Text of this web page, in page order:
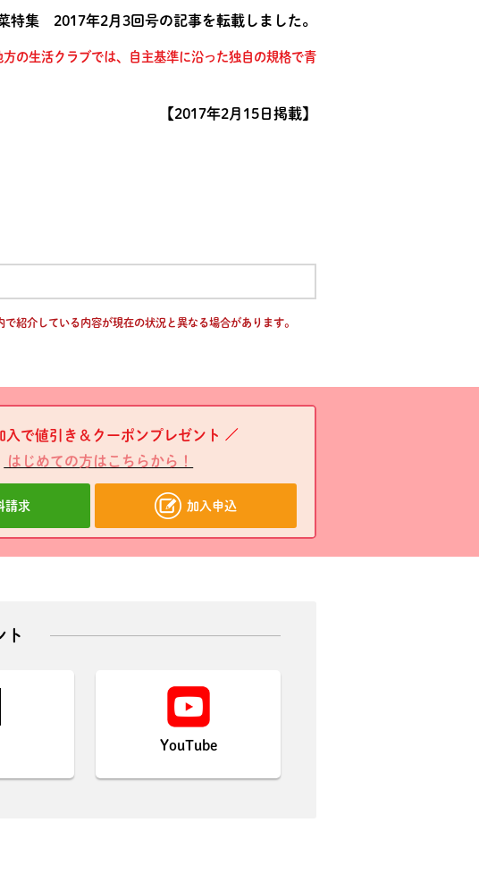
集 2017年2月3回号の記事を転載しました。
の生活クラブでは、自主基準に沿った独自の規格で青
【2017年2月15日掲載】
紹介している内容が現在の状況と異なる場合があります。
入で値引き＆クーポンプレゼント
はじめての方はこちらから！
請求 加入申込
ト
YouTube